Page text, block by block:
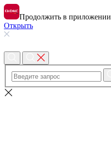
Продолжить в приложении
Открыть